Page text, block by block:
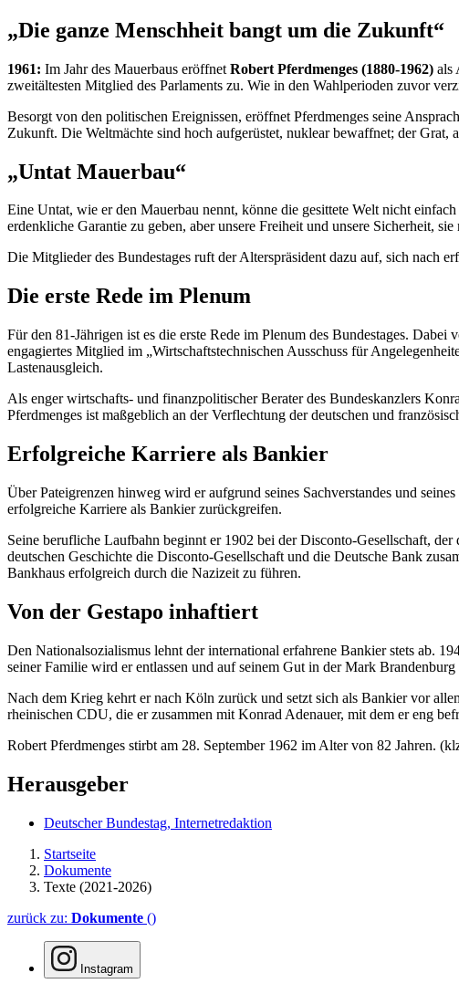
„Die ganze Menschheit bangt um die Zukunft“
1961: Im Jahr des Mauerbaus eröffnet Robert Pferdmenges (1880-1962) als
zweitältesten Mitglied des Parlaments zu. Wie in den Wahlperioden zuvor
Besorgt von den politischen Ereignissen, eröffnet Pferdmenges seine
Zukunft. Die Weltmächte sind hoch aufgerüstet, nuklear bewaffnet; der
„Untat Mauerbau“
Eine Untat, wie er den Mauerbau nennt, könne die gesittete Welt nicht
erdenkliche Garantie zu geben, aber unsere Freiheit und unsere Sicherheit, sie
Die Mitglieder des Bundestages ruft der Alterspräsident dazu auf, sich nach
Die erste Rede im Plenum
Für den 81-Jährigen ist es die erste Rede im Plenum des Bundestages.
engagiertes Mitglied im „Wirtschaftstechnischen Ausschuss für
Lastenausgleich.
Als enger wirtschafts- und finanzpolitischer Berater des Bundeskanzlers
Pferdmenges ist maßgeblich an der Verflechtung der deutschen und
Erfolgreiche Karriere als Bankier
Über Pateigrenzen hinweg wird er aufgrund seines Sachverstandes und
erfolgreiche Karriere als Bankier zurückgreifen.
Seine berufliche Laufbahn beginnt er 1902 bei der Disconto-Gesellschaft,
deutschen Geschichte die Disconto-Gesellschaft und die Deutsche Bank
Bankhaus erfolgreich durch die Nazizeit zu führen.
Von der Gestapo inhaftiert
Den Nationalsozialismus lehnt der international erfahrene Bankier stets ab.
seiner Familie wird er entlassen und auf seinem Gut in der Mark Brandenburg
Nach dem Krieg kehrt er nach Köln zurück und setzt sich als Bankier vor
rheinischen CDU, die er zusammen mit Konrad Adenauer, mit dem er eng
Robert Pferdmenges stirbt am 28. September 1962 im Alter von 82 Jahren.
Herausgeber
Deutscher Bundestag, Internetredaktion
Startseite
Dokumente
Texte (2021-2026)
zurück zu: Dokumente ()
Instagram